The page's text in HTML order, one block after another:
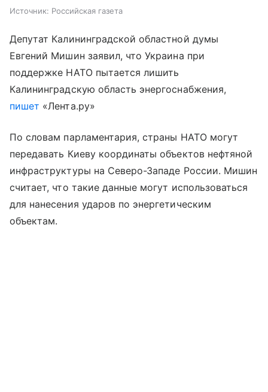
Источник: Российская газета
Депутат Калининградской областной думы
Евгений Мишин заявил, что Украина при
поддержке НАТО пытается лишить
Калининградскую область энергоснабжения,
пишет «Лента.ру»
По словам парламентария, страны НАТО могут
передавать Киеву координаты объектов нефтяной
инфраструктуры на Северо-Западе России. Мишин
считает, что такие данные могут использоваться
для нанесения ударов по энергетическим
объектам.